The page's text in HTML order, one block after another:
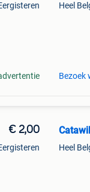
Heel
Bezoek
€ 2,00
Heel